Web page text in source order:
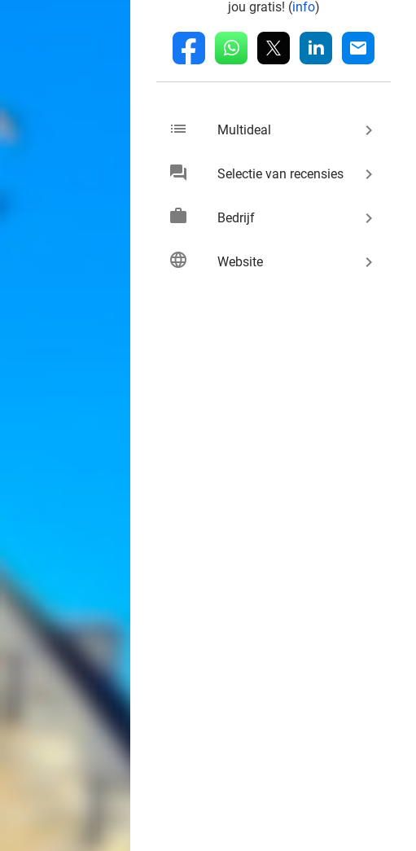
jou gratis! (info)
fb whatsapp linkedin mail
list Multideal keyboard_arrow_right
chat Selectie van recensies keyboard_arrow_right
work Bedrijf keyboard_arrow_right
language Website keyboard_arrow_right